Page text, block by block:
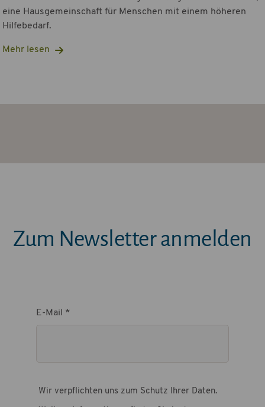
eine Hausgemeinschaft für Menschen mit einem höheren
Hilfebedarf.
Mehr lesen
Zum Newsletter anmelden
E-Mail *
Wir verpflichten uns zum Schutz Ihrer Daten.